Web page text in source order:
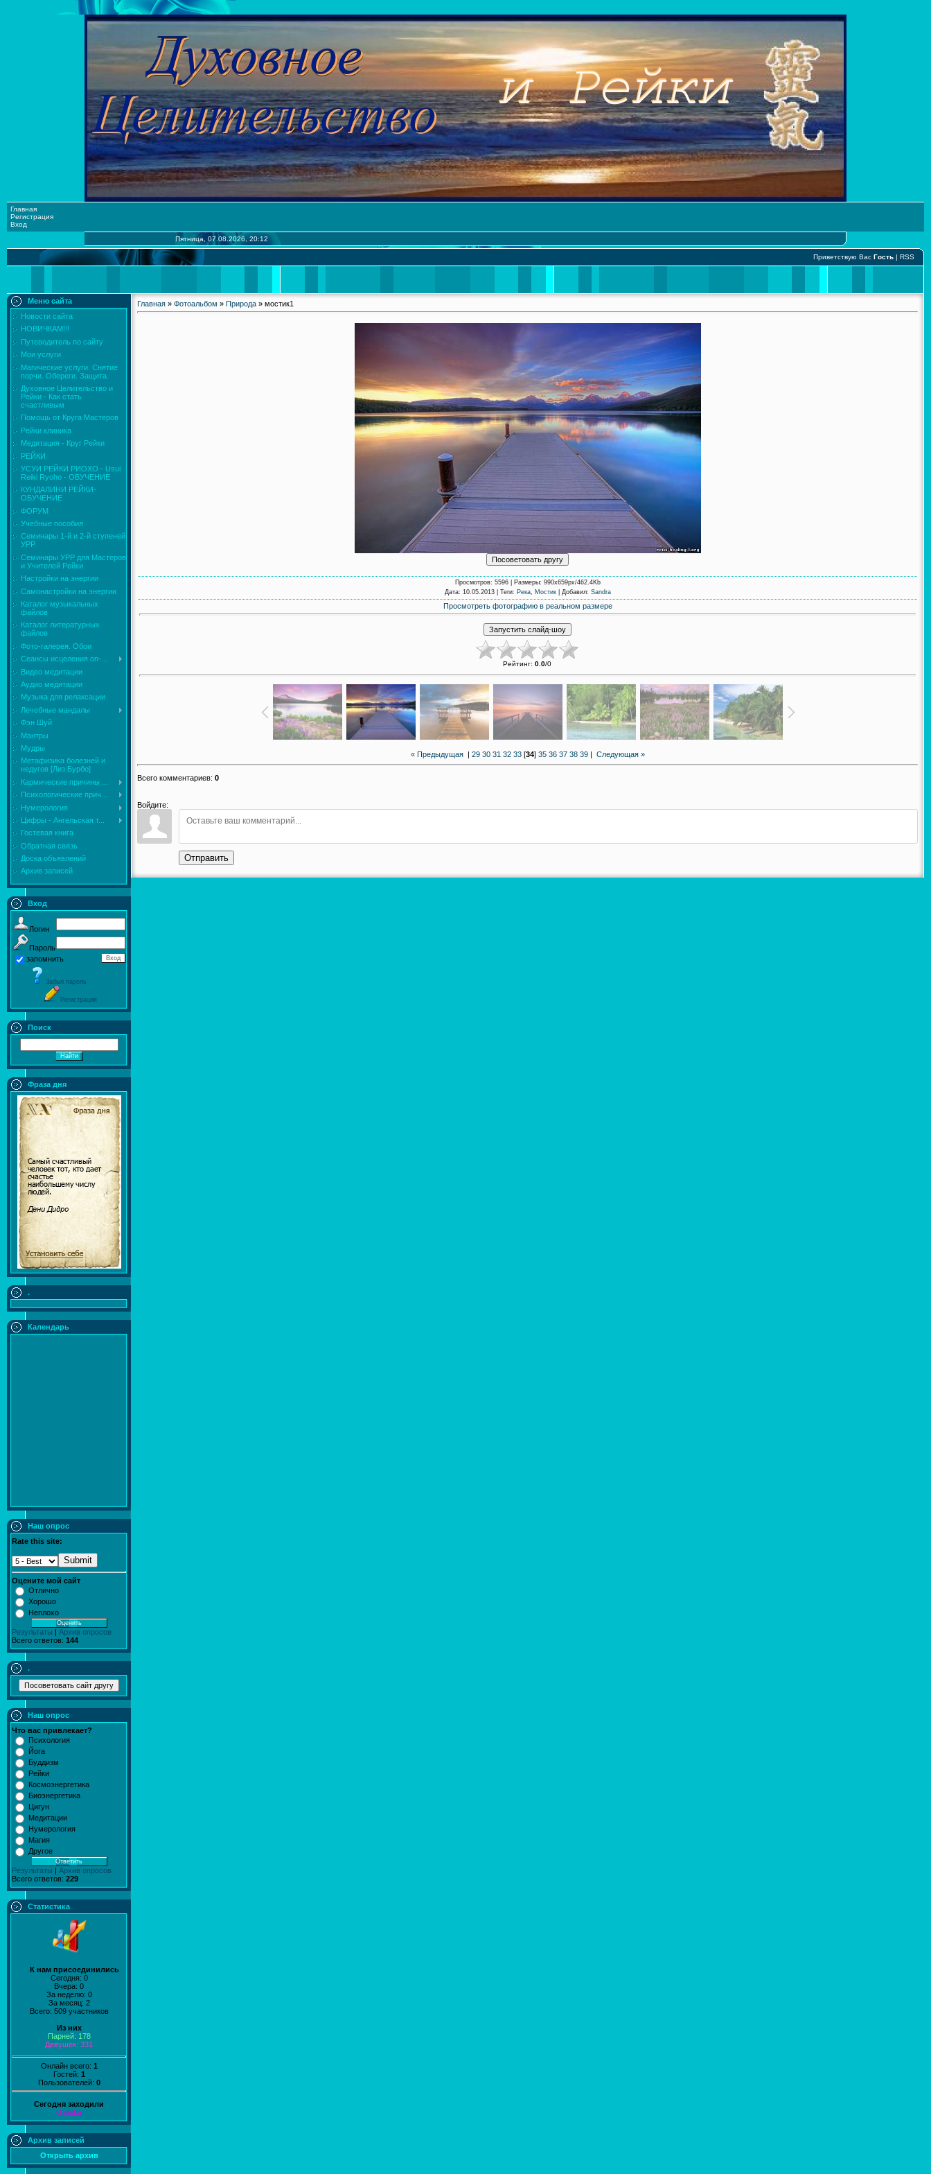
Главная
Регистрация
Вход
Пятница, 07.08.2026, 20:12
Приветствую Вас Гость | RSS
Меню сайта
Новости сайта
НОВИЧКАМ!!!
Путеводитель по сайту
Мои услуги
Магические услуги. Снятие
порчи. Обереги. Защита.
Духовное Целительство и
Рейки - Как стать
счастливым
Помощь от Круга Мастеров
Рейки клиника
Медитация - Круг Рейки
РЕЙКИ
УСУИ РЕЙКИ РИОХО - Usui
Reiki Ryoho - ОБУЧЕНИЕ
КУНДАЛИНИ РЕЙКИ-
ОБУЧЕНИЕ
ФОРУМ
Учебные пособия
Семинары 1-й и 2-й ступеней
УРР
Семинары УРР для Мастеров
и Учителей Рейки
Настройки на энергии
Самонастройки на энергии
Каталог музыкальных
файлов
Каталог литературных
файлов
Фото-галерея. Обои
Сеансы исцеления on-...
Видео медитации
Аудио медитации
Музыка для релаксации
Лечебные мандалы
Фэн Шуй
Мантры
Мудры
Mетафизика болезней и
недугов [Лиз Бурбо]
Кармические причины ...
Психологические прич...
Нумерология
Цифры - Ангельская т...
Гостевая книга
Обратная связь
Доска объявлений
Архив записей
Вход
Логин
Пароль
запомнить
Забыл пароль
Регистрация
Поиск
Фраза дня
.
Календарь
Наш опрос
Rate this site:
Submit
Оцените мой сайт
Отлично
Хорошо
Неплохо
Результаты
Архив опросов
Всего ответов: 144
.
Наш опрос
Что вас привлекает?
Психология
Йога
Буддизм
Рейки
Космоэнергетика
Биоэнергетика
Цигун
Медитации
Нумерология
Магия
Другое
Результаты | Архив опросов
Всего ответов: 229
Статистика
К нам присоединились
Сегодня: 0
Вчера: 0
За неделю: 0
За месяц: 2
Всего: 509 участников
Из них
Парней: 178
Девушек: 331
Онлайн всего: 1
Гостей: 1
Пользователей: 0
Сегодня заходили
Galinka
Архив записей
Открыть архив
Главная » Фотоальбом » Природа » мостик1
Просмотров: 5596 | Размеры: 990x659px/462.4Kb
Дата: 10.05.2013 | Теги: Река, Мостик| Добавил: Sandra
Просмотреть фотографию в реальном размере
Рейтинг: 0.0/0
« Предыдущая| 29 30 31 32 33[34] 35 36 37 38 39| Следующая »
Всего комментариев: 0
Войдите:
Отправить